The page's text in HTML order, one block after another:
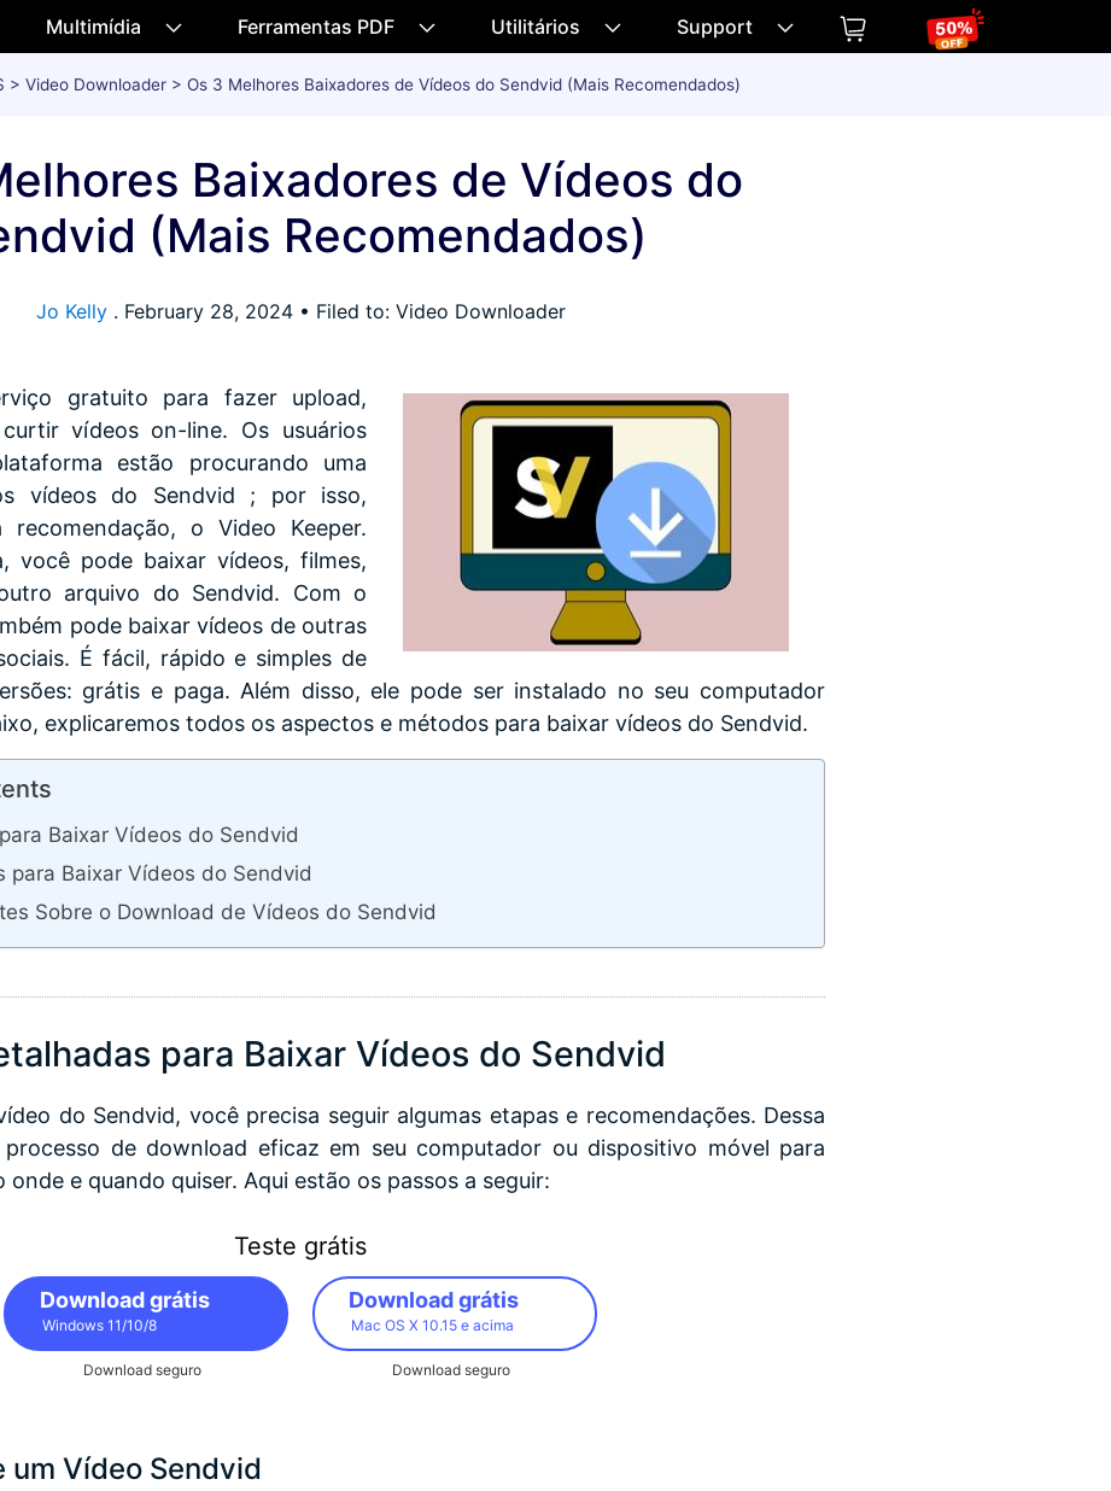
Multimídia Ferramentas PDF Utilitários Support
> Video Downloader > Os 3 Melhores Baixadores de Vídeos do Sendvid (Mais Recomendados)
Baixadores de Vídeos do
(Mais Recomendados)
Jo Kelly. February 28, 2024• Filed to: Video Downloader
gratuito para fazer upload,
vídeos on-line. Os usuários
estão procurando uma
vídeos do Sendvid ; por isso,
o Video Keeper.
você pode baixar vídeos, filmes,
arquivo do Sendvid. Com o
pode baixar vídeos de outras
É fácil, rápido e simples de
grátis e paga. Além disso, ele pode ser instalado no seu computador
explicaremos todos os aspectos e métodos para baixar vídeos do Sendvid.
Baixar Vídeos do Sendvid
para Baixar Vídeos do Sendvid
Sobre o Download de Vídeos do Sendvid
para Baixar Vídeos do Sendvid
do Sendvid, você precisa seguir algumas etapas e recomendações. Dessa
de download eficaz em seu computador ou dispositivo móvel para
e quando quiser. Aqui estão os passos a seguir:
Teste grátis
Download grátis
Windows 11/10/8
Download seguro
Download grátis
Mac OS X 10.15 e acima
Download seguro
um Vídeo Sendvid